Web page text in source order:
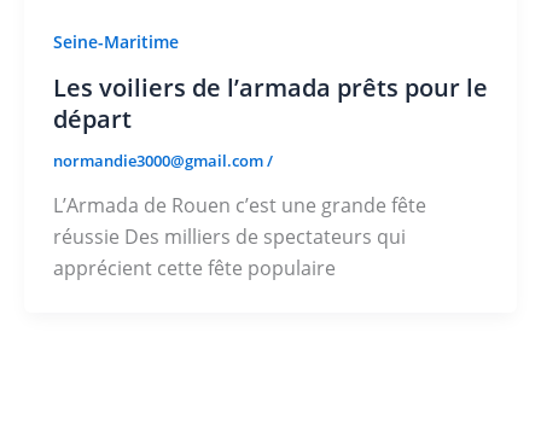
Seine-Maritime
Les voiliers de l’armada prêts pour le
départ
normandie3000@gmail.com/
L’Armada de Rouen c’est une grande fête
réussie Des milliers de spectateurs qui
apprécient cette fête populaire